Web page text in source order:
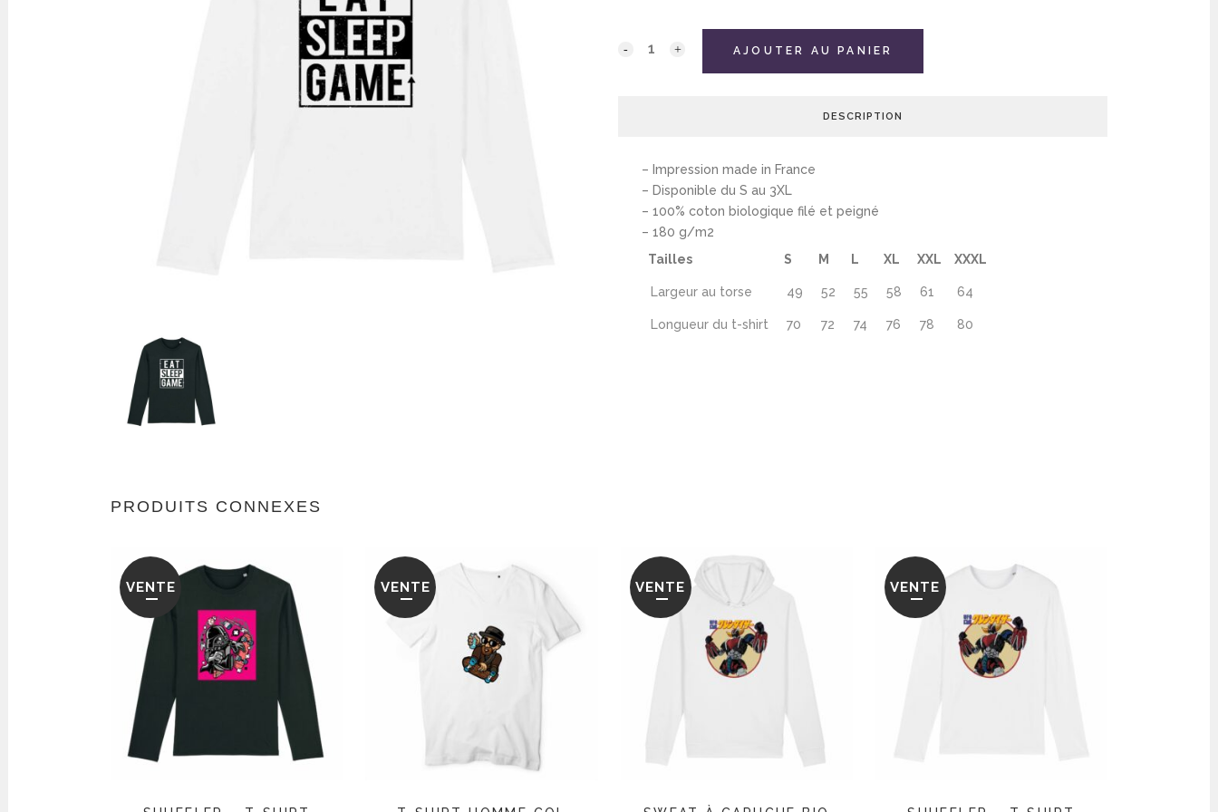
AJOUTER AU PANIER
DESCRIPTION
– Impression made in France
– Disponible du S au 3XL
– 100% coton biologique filé et peigné
– 180 g/m2
Tailles
S M L XL XXL XXXL
Largeur au torse 49 52 55 58 61 64
Longueur du t-shirt 70 72 74 76 78 80
PRODUITS CONNEXES
VENTE VENTE VENTE VENTE